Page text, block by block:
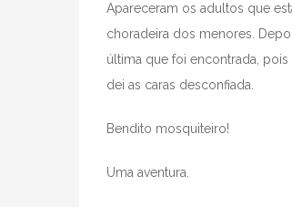
Apareceram os adultos que
choradeira dos menores.
última que foi encontrada,
dei as caras desconfiada.
Bendito mosquiteiro!
Uma aventura.